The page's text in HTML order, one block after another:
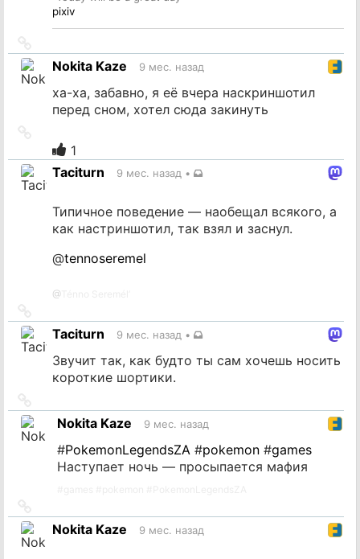
pixiv
на
источник
Nokita Kaze 9 мес. назад
ха-ха, забавно, я её вчера наскриншотил
перед сном, хотел сюда закинуть
источник
1
Taciturn
9 мес. назад •
Типичное поведение — наобещал всякого, а
как настриншотил, так взял и заснул.
@tennoseremel
@
на
источник
Taciturn 9 мес. назад •
Звучит так, как будто ты сам хочешь носить
короткие шортики.
на
источникNokita Kaze 9 мес. назад
#PokemonLegendsZA #pokemon #games
Наступает ночь — просыпается мафия
на
источник
Nokita Kaze 9 мес. назад